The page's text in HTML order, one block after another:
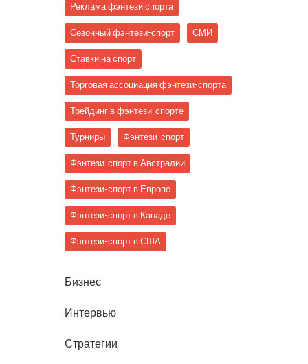
Реклама фэнтези спорта
Сезонный фэнтези-спорт СМИ
Ставки на спорт
Торговая ассоциация фэнтези-спорта
Трейдинг в фэнтези-спорте
Турниры Фэнтези-спорт
Фэнтези-спорт в Австралии
Фэнтези-спорт в Европе
Фэнтези-спорт в Канаде
Фэнтези-спорт в США
Бизнес
Интервью
Стратегии